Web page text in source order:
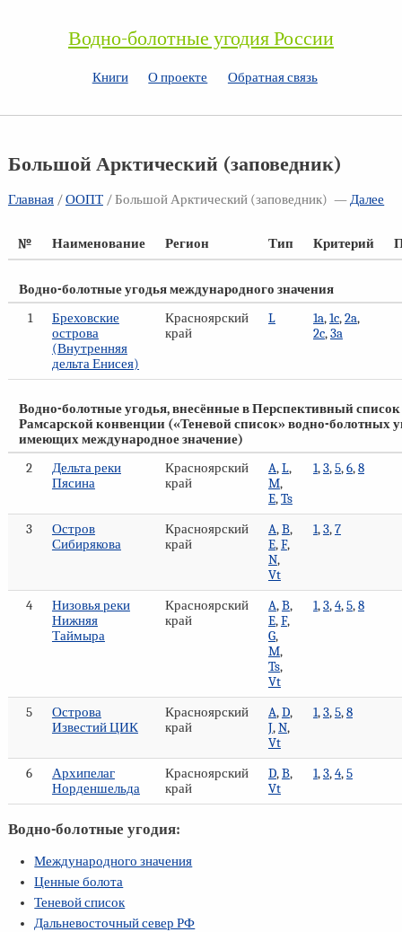
Водно-болотные угодия России
Книги О проекте Обратная связь
Большой Арктический (заповедник)
Главная/ —Далее
ООПТ/ Большой Арктический (заповедник)
№ Наименование Регион Тип Критерий
Водно-болотные угодья международного значения
1
Бреховские
острова
(Внутренняя
дельта Енисея)
Красноярский
край
L 1a,1c,2a,
2c,3a
Водно-болотные угодья, внесённые в Перспективный список
Рамсарской конвенции («Теневой список» водно-болотных
имеющих международное значение)
2
Дельта реки
Пясина
Красноярский
край
A,L,
M,
E,Ts
1,3,5,6,8
3
Остров
Сибирякова
Красноярский
край
A,B,
E,F,
N,
Vt
1,3,7
4
Низовья реки
Нижняя
Таймыра
Красноярский
край
A,B,
E,F,
G,
M,
Ts,
Vt
1,3,4,5,8
5
Острова
Известий ЦИК
Красноярский
край
A,D,
J,N,
Vt
1,3,5,8
6
Архипелаг
Норденшельда
Красноярский
край
D,B,
Vt
1,3,4,5
Водно-болотные угодия:
Международного значения
Ценные болота
Теневой список
Дальневосточный север РФ